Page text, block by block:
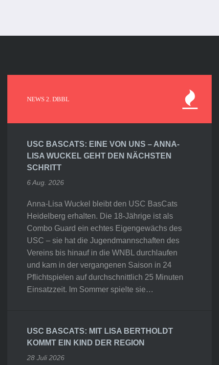
NEWS 2. DBBL
USC BASCATS: EINE VON UNS – ANNA-
LISA WUCKEL GEHT DEN NÄCHSTEN
SCHRITT
6 Aug. 2026
Anna-Lisa Wuckel bleibt den USC BasCats
Heidelberg erhalten. Die 18-Jährige ist als
Combo Guard ein echtes Eigengewächs des
USC – sie hat die Jugendmannschaften des
Vereins bis hinauf in die WNBL durchlaufen
und kam in der vergangenen Saison in 24
Pflichtspielen auf durchschnittlich 25 Minuten
Einsatzzeit. Im Sommer spielte sie…
USC BASCATS: MIT LISA BERTHOLDT
KOMMT EIN KIND DER REGION
28 Juli 2026